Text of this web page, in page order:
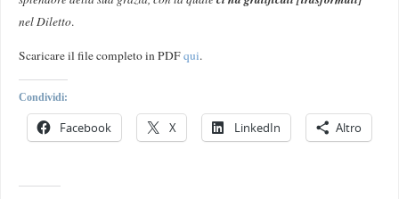
nel Diletto.
Scaricare il file completo in PDFqui.
Condividi:
Facebook X LinkedIn Altro